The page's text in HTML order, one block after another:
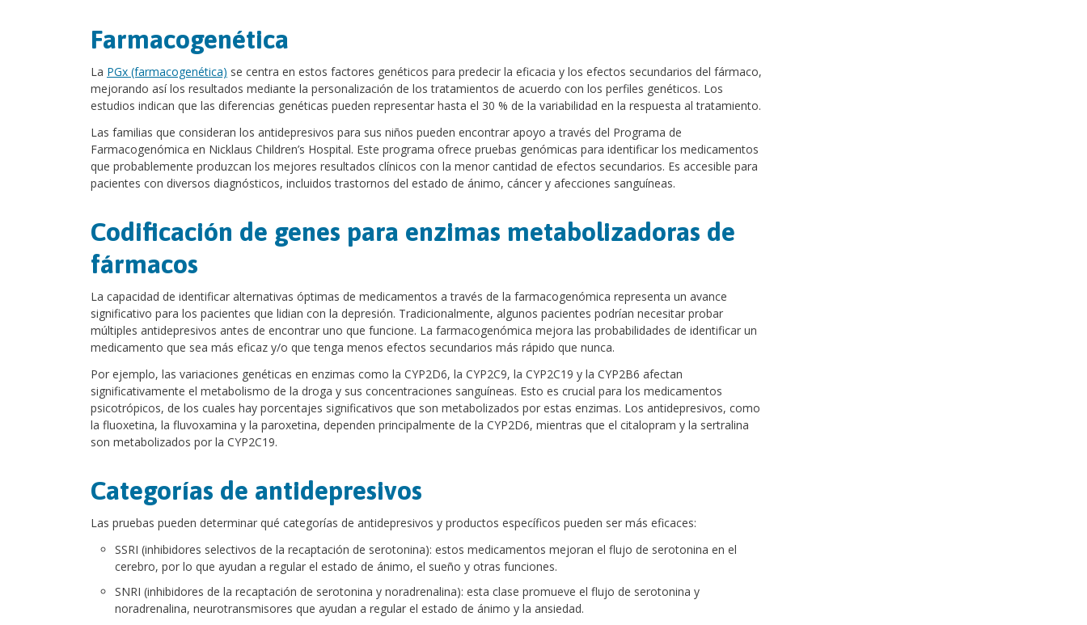
Farmacogenética
La PGx (farmacogenética) se centra en estos factores genéticos para predecir la eficacia y los efectos secundarios del fármaco,
mejorando así los resultados mediante la personalización de los tratamientos de acuerdo con los perfiles genéticos. Los
estudios indican que las diferencias genéticas pueden representar hasta el 30 % de la variabilidad en la respuesta al tratamiento.
Las familias que consideran los antidepresivos para sus niños pueden encontrar apoyo a través del Programa de
Farmacogenómica en Nicklaus Children’s Hospital. Este programa ofrece pruebas genómicas para identificar los medicamentos
que probablemente produzcan los mejores resultados clínicos con la menor cantidad de efectos secundarios. Es accesible para
pacientes con diversos diagnósticos, incluidos trastornos del estado de ánimo, cáncer y afecciones sanguíneas.
Codificación de genes para enzimas metabolizadoras de
fármacos
La capacidad de identificar alternativas óptimas de medicamentos a través de la farmacogenómica representa un avance
significativo para los pacientes que lidian con la depresión. Tradicionalmente, algunos pacientes podrían necesitar probar
múltiples antidepresivos antes de encontrar uno que funcione. La farmacogenómica mejora las probabilidades de identificar un
medicamento que sea más eficaz y/o que tenga menos efectos secundarios más rápido que nunca.
Por ejemplo, las variaciones genéticas en enzimas como la CYP2D6, la CYP2C9, la CYP2C19 y la CYP2B6 afectan
significativamente el metabolismo de la droga y sus concentraciones sanguíneas. Esto es crucial para los medicamentos
psicotrópicos, de los cuales hay porcentajes significativos que son metabolizados por estas enzimas. Los antidepresivos, como
la fluoxetina, la fluvoxamina y la paroxetina, dependen principalmente de la CYP2D6, mientras que el citalopram y la sertralina
son metabolizados por la CYP2C19.
Categorías de antidepresivos
Las pruebas pueden determinar qué categorías de antidepresivos y productos específicos pueden ser más eficaces:
SSRI (inhibidores selectivos de la recaptación de serotonina): estos medicamentos mejoran el flujo de serotonina en el
cerebro, por lo que ayudan a regular el estado de ánimo, el sueño y otras funciones.
SNRI (inhibidores de la recaptación de serotonina y noradrenalina): esta clase promueve el flujo de serotonina y
noradrenalina, neurotransmisores que ayudan a regular el estado de ánimo y la ansiedad.